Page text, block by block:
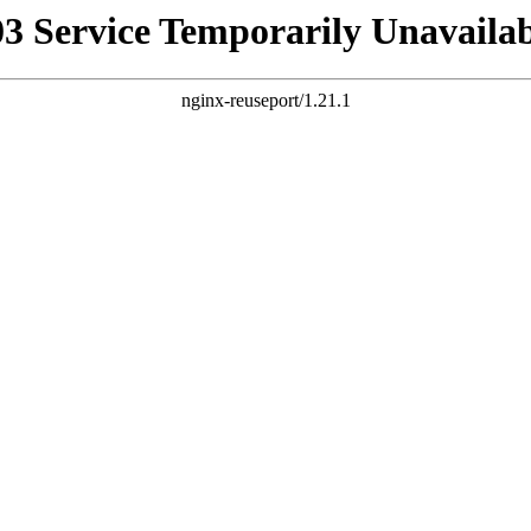
Service Temporarily
nginx-reuseport/1.21.1